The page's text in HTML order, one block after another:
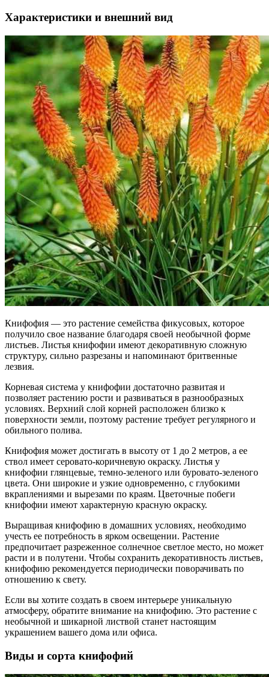
Характеристики и внешний вид
Книфофия — это растение семейства фикусовых, которое
получило свое название благодаря своей необычной форме
листьев. Листья книфофии имеют декоративную сложную
структуру, сильно разрезаны и напоминают бритвенные
лезвия.
Корневая система у книфофии достаточно развитая и
позволяет растению рости и развиваться в разнообразных
условиях. Верхний слой корней расположен близко к
поверхности земли, поэтому растение требует регулярного и
обильного полива.
Книфофия может достигать в высоту от 1 до 2 метров, а ее
ствол имеет серовато-коричневую окраску. Листья у
книфофии глянцевые, темно-зеленого или буровато-зеленого
цвета. Они широкие и узкие одновременно, с глубокими
вкраплениями и вырезами по краям. Цветочные побеги
книфофии имеют характерную красную окраску.
Выращивая книфофию в домашних условиях, необходимо
учесть ее потребность в ярком освещении. Растение
предпочитает разреженное солнечное светлое место, но может
расти и в полутени. Чтобы сохранить декоративность листьев,
книфофию рекомендуется периодически поворачивать по
отношению к свету.
Если вы хотите создать в своем интерьере уникальную
атмосферу, обратите внимание на книфофию. Это растение с
необычной и шикарной листвой станет настоящим
украшением вашего дома или офиса.
Виды и сорта книфофий